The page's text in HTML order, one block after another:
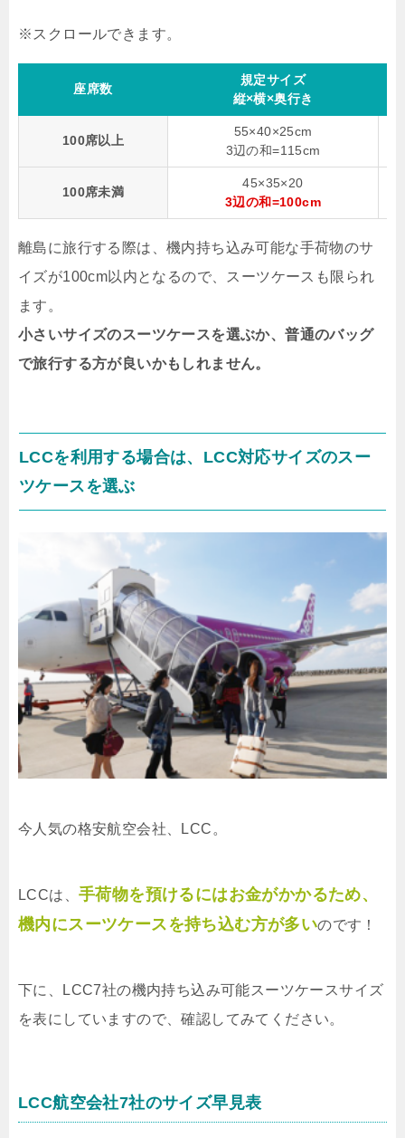
座席数
規定サイズ
縦×横×奥行き
100席以上
55×40×25cm
3辺の和=115cm
100席未満
45×35×20
3辺の和=100cm
離島に旅行する際は、機内持ち込み可能な手荷物のサ
イズが100cm以内となるので、スーツケースも限られ
ます。
小さいサイズのスーツケースを選ぶか、普通のバッグ
で旅行する方が良いかもしれません。
LCCを利用する場合は、LCC対応サイズのスー
ツケースを選ぶ
今人気の格安航空会社、LCC。
LCCは、 手荷物を預けるにはお金がかかるため、
機内にスーツケースを持ち込む方が多いのです！
下に、LCC7社の機内持ち込み可能スーツケースサイズ
を表にしていますので、確認してみてください。
LCC航空会社7社のサイズ早見表